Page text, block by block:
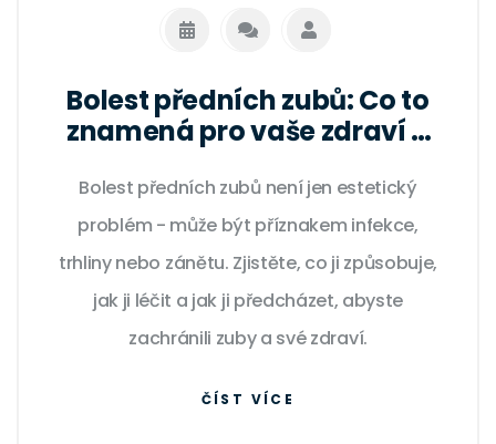
Bolest předních zubů: Co to
znamená pro vaše zdraví a
Bolest předních zubů není jen estetický
problém - může být příznakem infekce,
trhliny nebo zánětu. Zjistěte, co ji způsobuje,
jak ji léčit a jak ji předcházet, abyste
zachránili zuby a své zdraví.
ČÍST VÍCE